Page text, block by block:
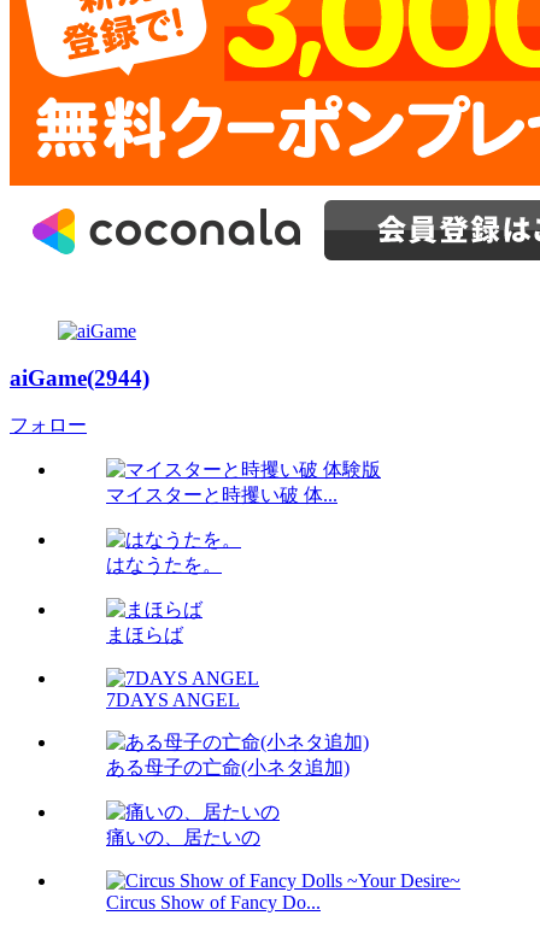
aiGame(2944)
フォロー
マイスターと時攫い破 体...
はなうたを。
まほらば
7DAYS ANGEL
ある母子の亡命(小ネタ追加)
痛いの、居たいの
Circus Show of Fancy Do...